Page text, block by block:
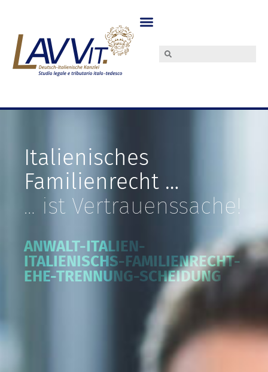
Italienisches
Familienrecht …
… ist Vertrauenssache!
ANWALT-ITALIEN-
ITALIENISCHS-FAMILIENRECHT-
EHE-TRENNUNG-SCHEIDUNG